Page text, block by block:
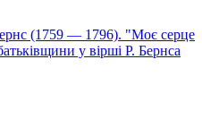
(1759 — 1796). "Моє серце
у вірші Р. Бернса